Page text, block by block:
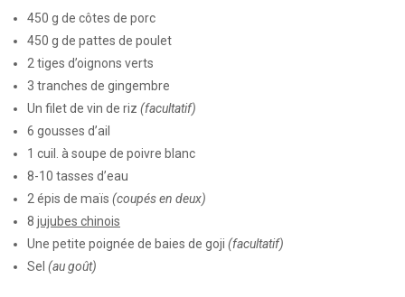
450 g de côtes de porc
450 g de pattes de poulet
2 tiges d’oignons verts
3 tranches de gingembre
Un filet de vin de riz (facultatif)
6 gousses d’ail
1 cuil. à soupe de poivre blanc
8-10 tasses d’eau
2 épis de maïs (coupés en deux)
8 jujubes chinois
Une petite poignée de baies de goji (facultatif)
Sel (au goût)